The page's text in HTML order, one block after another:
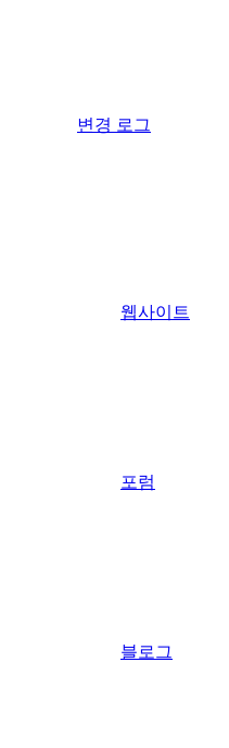
변경 로그
웹사이트
포럼
블로그